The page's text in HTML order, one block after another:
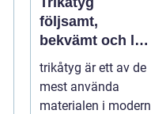
följsamt,
bekvämt och lätt
att lyckas med
trikåtyg är ett av de
mest använda
materialen i modern